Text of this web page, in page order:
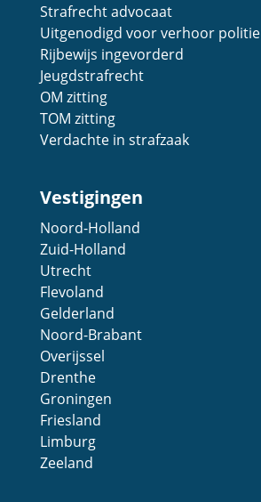
Strafrecht advocaat
Uitgenodigd voor verhoor politie
Rijbewijs ingevorderd
Jeugdstrafrecht
OM zitting
TOM zitting
Verdachte in strafzaak
Vestigingen
Noord-Holland
Zuid-Holland
Utrecht
Flevoland
Gelderland
Noord-Brabant
Overijssel
Drenthe
Groningen
Friesland
Limburg
Zeeland